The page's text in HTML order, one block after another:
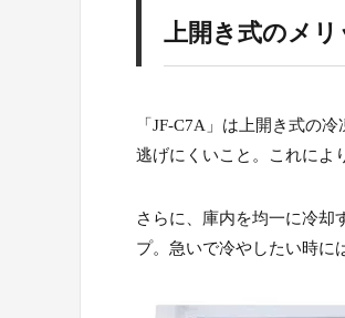
上開き式のメリ
「JF-C7A」は上開き式の
逃げにくいこと。これによ
さらに、庫内を均一に冷却
プ。急いで冷やしたい時に